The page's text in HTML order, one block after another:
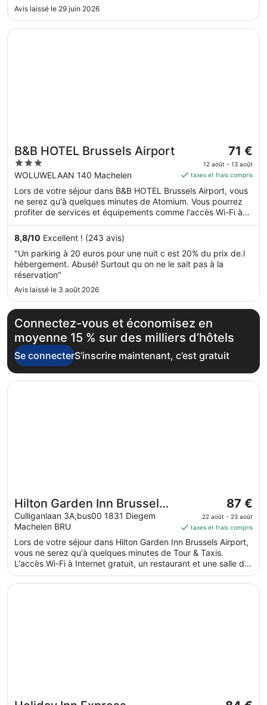
Avis laissé le 29 juin 2026
B&B HOTEL Brussels Airport
3
out
of
5
WOLUWELAAN 140 Machelen
Le
prix
est
par
nuit
août.
71 €
12 août - 13 août
taxes et frais compris
Lors de votre séjour dans B&B HOTEL Brussels Airport, vous
ne serez qu'à quelques minutes de Atomium. Vous pourrez
profiter de services et équipements comme l'accès Wi-Fi à
Internet gratuit et un bar, sans oublier le petit déjeuner (en
supplément).
8,8/10 Excellent ! (243 avis)
"Un parking à 20 euros pour une nuit c est 20% du prix de.l
hébergement. Abusé! Surtout qu on ne le sait pas à la
réservation"
Avis laissé le 3 août 2026
S’ouvre dans une nouvelle fenêtre
B&B HOTEL Brussels Airport
Connectez-vous et économisez en
moyenne 15 % sur des milliers d’hôtels
Se connecterS’inscrire maintenant, c’est gratuit
Hilton Garden Inn Brussels
Airport
Culliganlaan 3A,bus00 1831 Diegem
Machelen BRU
Le
prix
est
de 87 €
par
nuit
du 22
août
87 €
22 août - 23 août
taxes et frais compris
Lors de votre séjour dans Hilton Garden Inn Brussels Airport,
vous ne serez qu'à quelques minutes de Tour & Taxis.
L'accès Wi-Fi à Internet gratuit, un restaurant et une salle de
fitness ouverte 24 h/24 sont disponibles.
S’ouvre dans une nouvelle fenêtre
Hilton Garden Inn Brussels Airport
S’ouvre dans une nouvelle fenêtre
Holiday Inn Express Brussels Airport by IHG